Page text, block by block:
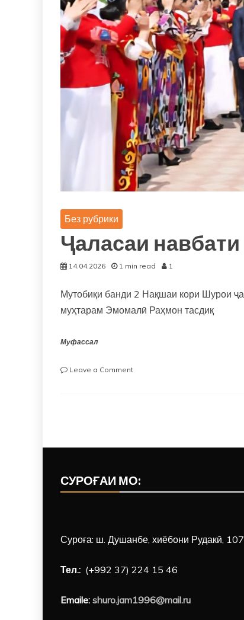
Без рубрики
Ҷаласаи
14.04.2026 1 min read 1
Мутобиқи банди 2 Нақшаи кори Шурои
муҳтарам Эмомалӣ Раҳмон тасдиқ
Муфассал
Leave a Commenton
СУРОҒАИ МО:
Суроға: ш. Душанбе, хиёбони Рудакӣ, 107
Тел.: (+992 37) 224 15 46
Emaile: shuro.jam1996@mail.ru